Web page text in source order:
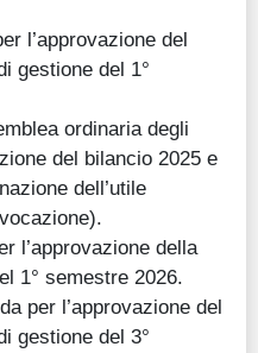
l’approvazione del
gestione del 1°
ordinaria degli
del bilancio 2025 e
dell’utile
l’approvazione della
1° semestre 2026.
per l’approvazione del
gestione del 3°